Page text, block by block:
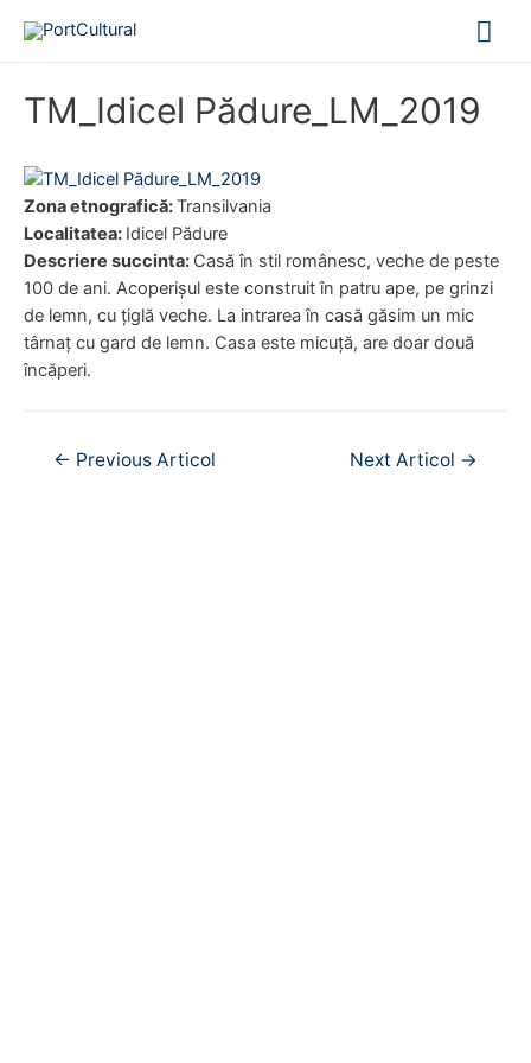
TM_Idicel Pădure_LM_2019
Zona etnografică:Transilvania
Localitatea: Idicel Pădure
Descriere succinta: Casă în stil românesc, veche de peste
100 de ani. Acoperișul este construit în patru ape, pe grinzi
de lemn, cu țiglă veche. La intrarea în casă găsim un mic
târnaț cu gard de lemn. Casa este micuță, are doar două
încăperi.
Navigare
← Previous Articol Next Articol →